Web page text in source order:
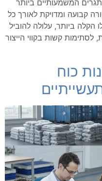
המשמעותיים ביותר
קבועה ומדויקת לאורך כל
הקלה ביותר, עלולה להוביל
לסתימות קשות בקווי הייצור
כוח